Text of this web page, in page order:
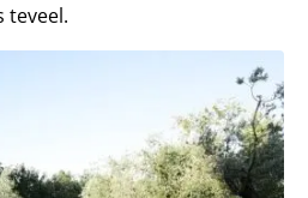
teveel.